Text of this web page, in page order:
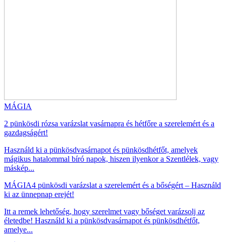
MÁGIA
2 pünkösdi rózsa varázslat vasárnapra és hétfőre a szerelemért és a
gazdagságért!
Használd ki a pünkösdvasárnapot és pünkösdhétfőt, amelyek
mágikus hatalommal bíró napok, hiszen ilyenkor a Szentlélek, vagy
máskép...
MÁGIA4 pünkösdi varázslat a szerelemért és a bőségért – Használd
ki az ünnepnap erejét!
Itt a remek lehetőség, hogy szerelmet vagy bőséget varázsolj az
életedbe! Használd ki a pünkösdvasárnapot és pünkösdhétfőt,
amelye...